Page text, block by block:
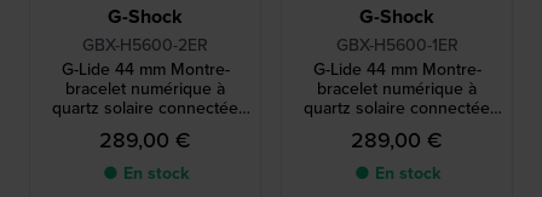
G-Shock
GBX-H5600-2ER
G-Lide 44 mm Montre-
bracelet numérique à
quartz solaire connectée
via Bluetooth avec
affichage MIP
289,00 €
● En stock
G-Shock
GBX-H5600-1ER
G-Lide 44 mm Montre-
bracelet numérique à
quartz solaire connectée
via Bluetooth avec
affichage MIP
289,00 €
● En stock